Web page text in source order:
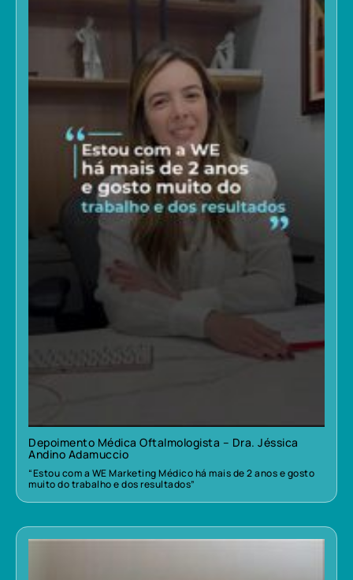
Depoimento Médica Oftalmologista – Dra. Jéssica
Andino Adamuccio
“Estou com a WE Marketing Médico há mais de 2 anos e gosto
muito do trabalho e dos resultados”